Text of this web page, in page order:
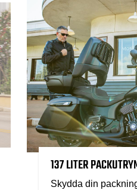
137 LITER
Skydda din